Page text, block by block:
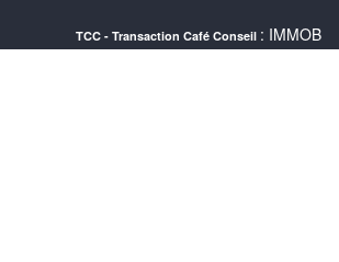
TCC - Transaction Café Conseil: IMMOBILIER